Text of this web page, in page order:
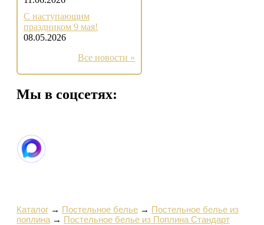
С наступающим
праздником 9 мая!
08.05.2026
Все новости »
Мы в соцсетях:
Каталог → Постельное белье → Постельное белье из
поплина → Постельное белье из Поплина Стандарт